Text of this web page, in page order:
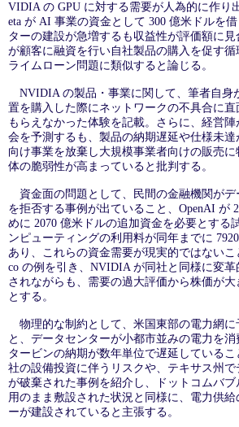
VIDIA の GPU に対する需要が人為的に作り
eta が AI 事業の資金として 300 億米ドルを
ターの建設が急増するも収益性が評価額に
が顧客に融資を行い自社製品の購入を促す
ライムローン問題に類似すると論じる。
NVIDIA の製品・事業に関して、筆者自身
置を購入した際にネットワークの不具合に
もらえなかった体験を記載。さらに、経営
会を予測するも、製品の納期遅延や仕様未
向け事業を放棄し大規模事業者向けの販売
体の脆弱性が高まっていると批判する。
資金面の問題として、民間の金融機関がデ
を拒否する事例が出ていること、OpenAI が
めに 2070 億米ドルの追加資金を必要とする
ンピューティングの利用料が同年までに
あり、これらの資金需要が現実的ではないこ
co の例を引き、NVIDIA が同社と同様に変
されながらも、需要の過大評価から株価が
とする。
物理的な制約として、米国東部の電力網に
と、データセンターが小都市並みの電力を
タービンの納期が数年単位で遅延している
社の設備投資に伴うリスクや、テキサス州
が破棄された事例を紹介し、ドットコムバ
用のまま敷設された状況と同様に、電力供
ーが建設されていると主張する。